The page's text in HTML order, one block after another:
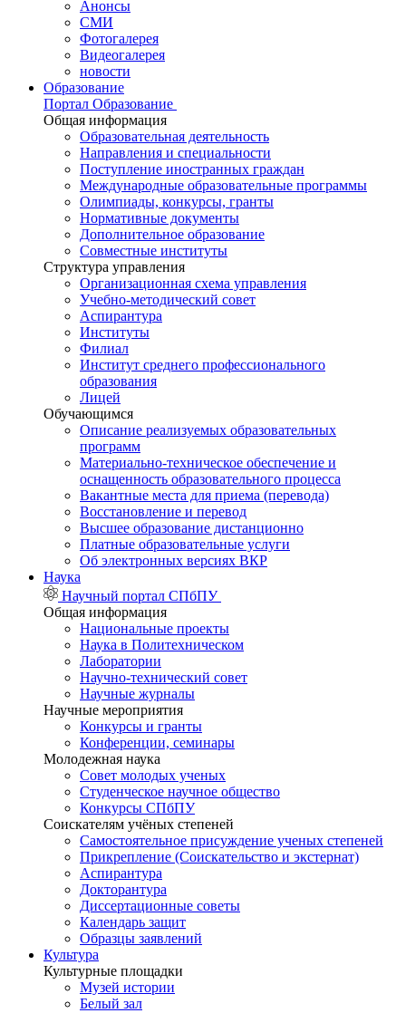
Анонсы
СМИ
Фотогалерея
Видеогалерея
новости
Образование
Портал Образование
Общая информация
Образовательная деятельность
Направления и специальности
Поступление иностранных граждан
Международные образовательные программы
Олимпиады, конкурсы, гранты
Нормативные документы
Дополнительное образование
Совместные институты
Структура управления
Организационная схема управления
Учебно-методический совет
Аспирантура
Институты
Филиал
Институт среднего профессионального
образования
Лицей
Обучающимся
Описание реализуемых образовательных
программ
Материально-техническое обеспечение и
оснащенность образовательного процесса
Вакантные места для приема (перевода)
Восстановление и перевод
Высшее образование дистанционно
Платные образовательные услуги
Об электронных версиях ВКР
Наука
Научный портал СПбПУ
Общая информация
Национальные проекты
Наука в Политехническом
Лаборатории
Научно-технический совет
Научные журналы
Научные мероприятия
Конкурсы и гранты
Конференции, семинары
Молодежная наука
Совет молодых ученых
Студенческое научное общество
Конкурсы СПбПУ
Соискателям учёных степеней
Самостоятельное присуждение ученых степеней
Прикрепление (Соискательство и экстернат)
Аспирантура
Докторантура
Диссертационные советы
Календарь защит
Образцы заявлений
Культура
Культурные площадки
Музей истории
Белый зал